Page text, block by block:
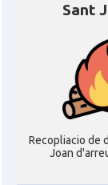
Sant
Recopliacio de
Joan